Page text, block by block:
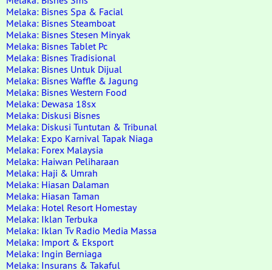
Melaka: Bisnes Spa & Facial
Melaka: Bisnes Steamboat
Melaka: Bisnes Stesen Minyak
Melaka: Bisnes Tablet Pc
Melaka: Bisnes Tradisional
Melaka: Bisnes Untuk Dijual
Melaka: Bisnes Waffle & Jagung
Melaka: Bisnes Western Food
Melaka: Dewasa 18sx
Melaka: Diskusi Bisnes
Melaka: Diskusi Tuntutan & Tribunal
Melaka: Expo Karnival Tapak Niaga
Melaka: Forex Malaysia
Melaka: Haiwan Peliharaan
Melaka: Haji & Umrah
Melaka: Hiasan Dalaman
Melaka: Hiasan Taman
Melaka: Hotel Resort Homestay
Melaka: Iklan Terbuka
Melaka: Iklan Tv Radio Media Massa
Melaka: Import & Eksport
Melaka: Ingin Berniaga
Melaka: Insurans & Takaful